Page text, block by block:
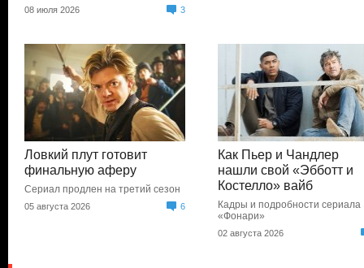
08 июля 2026 3
Ловкий плут готовит
финальную аферу
Сериал продлен на третий сезон
05 августа 2026 6
Как Пьер и Чандлер
нашли свой «Эбботт и
Костелло» вайб
Кадры и подробности сериала
«Фонари»
02 августа 2026